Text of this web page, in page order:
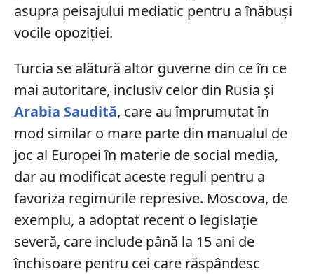
asupra peisajului mediatic pentru a înăbuși
vocile opoziției.
Turcia se alătură altor guverne din ce în ce
mai autoritare, inclusiv celor din Rusia și
Arabia Saudită, care au împrumutat în
mod similar o mare parte din manualul de
joc al Europei în materie de social media,
dar au modificat aceste reguli pentru a
favoriza regimurile represive. Moscova, de
exemplu, a adoptat recent o legislație
severă, care include până la 15 ani de
închisoare pentru cei care răspândesc